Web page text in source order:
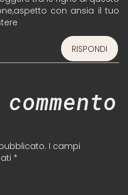
con ansia il tuo
RISPONDI
I campi
*